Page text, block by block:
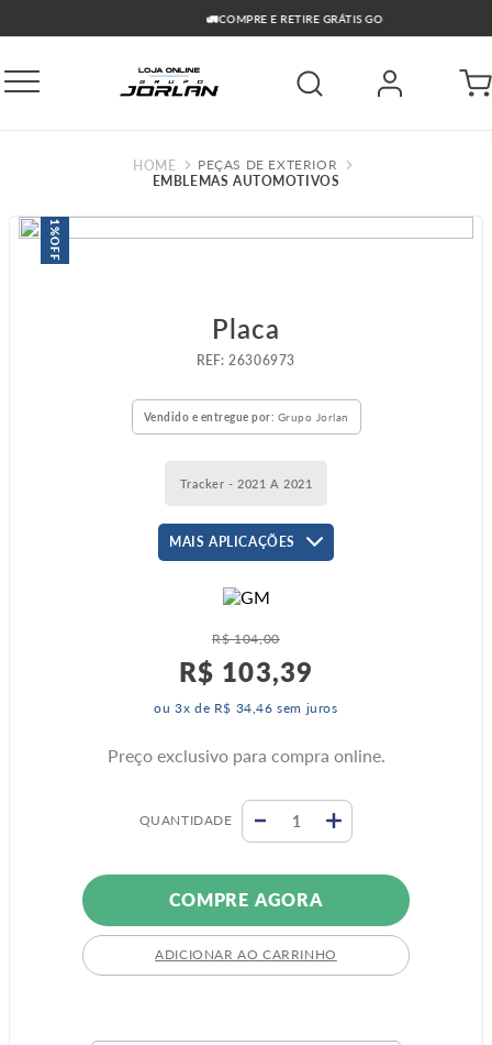
🚛COMPRE E RETIRE GRÁTIS GO
PEÇAS DE EXTERIOR
EMBLEMAS AUTOMOTIVOS
1%
OFF
Placa
:26306973
Vendido e entregue por: Grupo Jorlan
Tracker - 2021 A 2021
MAIS APLICAÇÕES
R$ 104,00
R$ 103,39
ou3x de R$ 34 ,46 sem juros
Preço exclusivo para compra online.
QUANTIDADE
COMPRE AGORA
ADICIONAR AO CARRINHO